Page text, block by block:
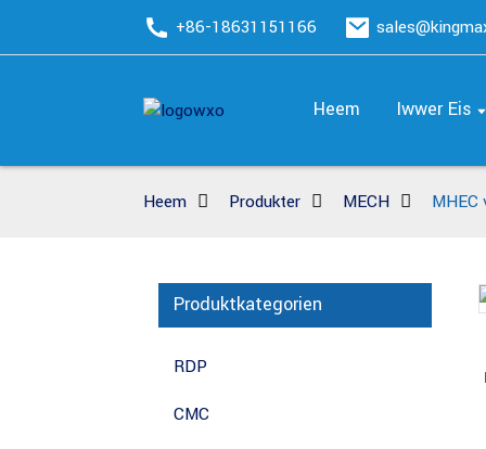
+86-18631151166
Heem Iwwer Eis
Heem Produkter MECH MHEC
Produktkategorien
RDP
CMC
Loading...
Loading...